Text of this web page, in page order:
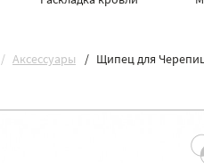
Аксессуары Щипец для